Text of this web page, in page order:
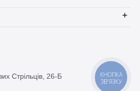
Стрільців, 26-Б
КНОПКА
ЗВ'ЯЗКУ